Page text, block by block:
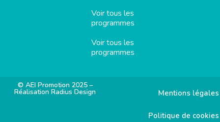
Voir tous les
programmes
Voir tous les
programmes
© AEI Promotion 2025 –
Réalisation Radius Design Mentions légales
Politique de cookies